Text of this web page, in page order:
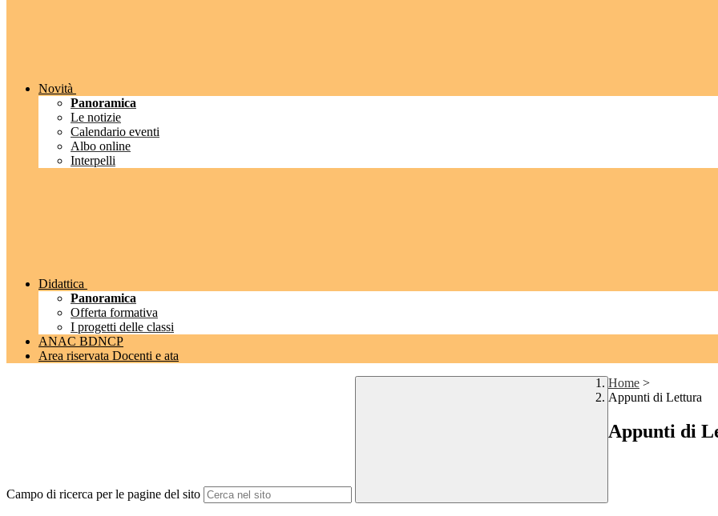
Novità
Panoramica
Le notizie
Calendario eventi
Albo online
Interpelli
Didattica
Panoramica
Offerta formativa
I progetti delle classi
ANAC BDNCP
Area riservata Docenti e ata
Campo di ricerca per le pagine del sito
Home >
Appunti di Lettura
Appunti di